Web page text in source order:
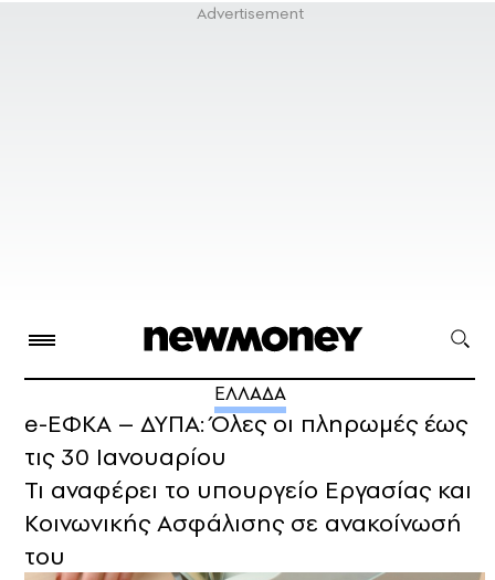
ΕΛΛΑΔΑ
e-ΕΦΚΑ – ΔΥΠΑ: Όλες οι πληρωμές έως
τις 30 Ιανουαρίου
Τι αναφέρει το υπουργείο Εργασίας και
Κοινωνικής Ασφάλισης σε ανακοίνωσή
του